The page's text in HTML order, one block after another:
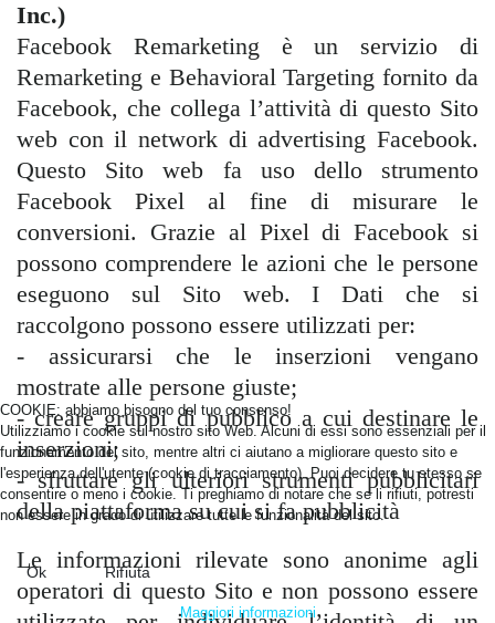
Inc.)
Facebook Remarketing è un servizio di
Remarketing e Behavioral Targeting fornito da
Facebook, che collega l’attività di questo Sito
web con il network di advertising Facebook.
Questo Sito web fa uso dello strumento
Facebook Pixel al fine di misurare le
conversioni. Grazie al Pixel di Facebook si
possono comprendere le azioni che le persone
eseguono sul Sito web. I Dati che si
raccolgono possono essere utilizzati per:
- assicurarsi che le inserzioni vengano
mostrate alle persone giuste;
- creare gruppi di pubblico a cui destinare le
inserzioni;
- sfruttare gli ulteriori strumenti pubblicitari
della piattaforma su cui si fa pubblicità
Le informazioni rilevate sono anonime agli
operatori di questo Sito e non possono essere
COOKIE: abbiamo bisogno del tuo consenso!
Utilizziamo i cookie sul nostro sito Web. Alcuni di essi sono essenziali per il
funzionamento del sito, mentre altri ci aiutano a migliorare questo sito e
l'esperienza dell'utente (cookie di tracciamento). Puoi decidere tu stesso se
consentire o meno i cookie. Ti preghiamo di notare che se li rifiuti, potresti
non essere in grado di utilizzare tutte le funzionalità del sito.
Ok Rifiuta
Maggiori informazioni